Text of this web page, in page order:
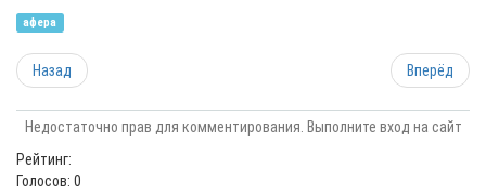
афера
Назад Вперёд
Недостаточно прав для комментирования. Выполните вход на сайт
Рейтинг:
Голосов: 0